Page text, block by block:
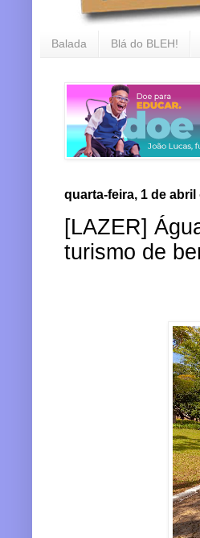
Balada Blá do BLEH!
quarta-feira, 1 de abril
[LAZER]
turismo de